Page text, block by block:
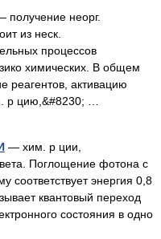
получение неорг.
из неск.
процессов
химических. В общем
реагентов, активацию
р цию,&#8230; …
— хим. р ции,
Поглощение фотона с
соответствует энергия 0,8
квантовый переход
состояния в одно